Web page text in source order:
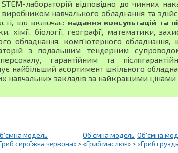
STEM-лабораторій відповідно до чинних
виробником навчального обладнання та
що включає: надання консультацій та
хімії, біології, географії, математики,
обладнання, комп'ютерного обладнання,
з подальшим тендерним
гарантійним та
найбільший асортимент шкільного
навчальних закладів за найкращими цінами
модель
сироїжка червона» >
Об'ємна модель
«Гриб маслюк» >
Об'ємна
«Гриб